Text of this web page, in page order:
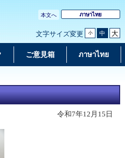
本文へ ภาษาไทย
文字サイズ変更 小 中 大
ご意見箱 ภาษาไทย
令和7年12月15日